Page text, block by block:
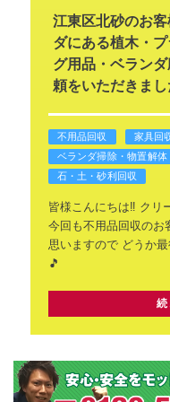
江東区北砂のお
ダにある植木・
グ用品・ベラン
頼をいただきま
不用品回収 家具回
ベランダ掃除・物置解体
石・土・砂利回収
皆様こんにちは‼️ クリ
今回も不用品回収のお
思いますのでどうか最
🎵
続